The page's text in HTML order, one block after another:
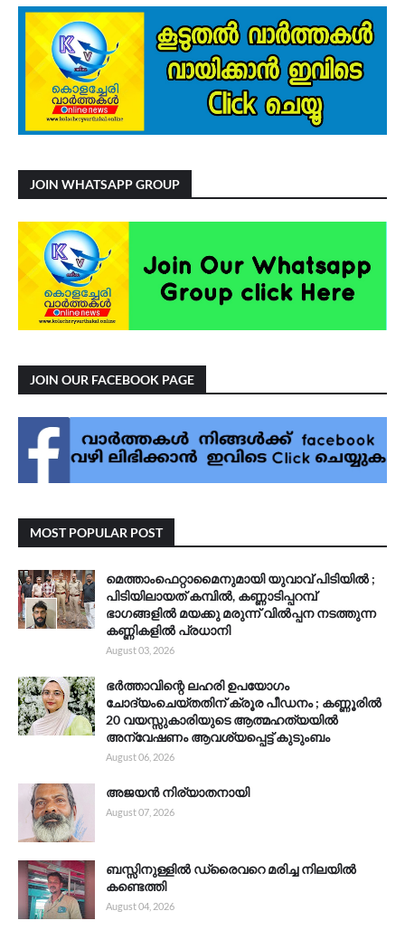
JOIN WHATSAPP GROUP
JOIN OUR FACEBOOK PAGE
MOST POPULAR POST
മെത്താംഫെറ്റാമൈനുമായി യുവാവ് പിടിയിൽ ;
പിടിയിലായത് കമ്പിൽ, കണ്ണാടിപ്പറമ്പ്
ഭാഗങ്ങളിൽ മയക്കു മരുന്ന് വിൽപ്പന നടത്തുന്ന
കണ്ണികളിൽ പ്രധാനി
August 03, 2026
ഭർത്താവിന്റെ ലഹരി ഉപയോഗം
ചോദ്യംചെയ്തതിന് ക്രൂര പീഡനം ; കണ്ണൂരിൽ
20 വയസ്സുകാരിയുടെ ആത്മഹത്യയിൽ
അന്വേഷണം ആവശ്യപ്പെട്ട് കുടുംബം
August 06, 2026
അജയൻ നിര്യാതനായി
August 07, 2026
ബസ്സിനുള്ളിൽ ഡ്രൈവറെ മരിച്ച നിലയിൽ
കണ്ടെത്തി
August 04, 2026